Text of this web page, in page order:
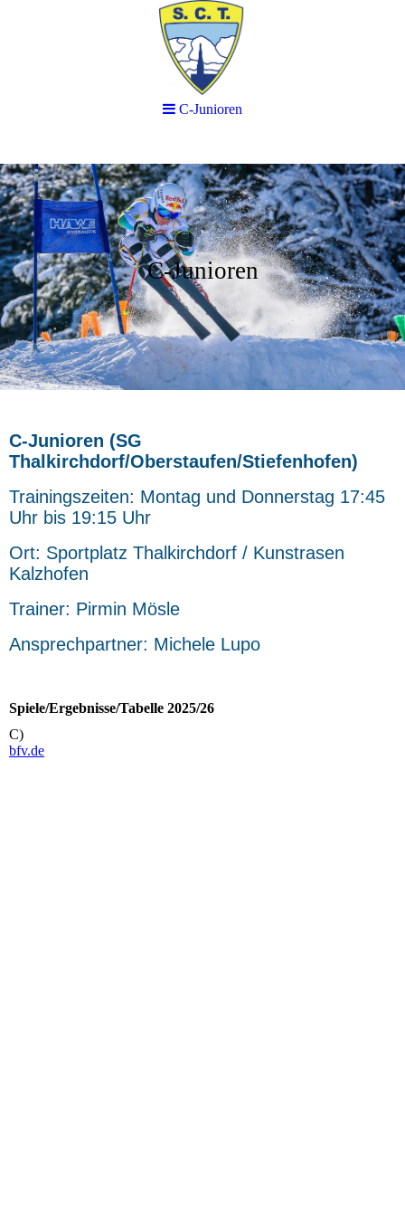
C-Junioren
C-Junioren (SG
Thalkirchdorf/Oberstaufen/Stiefenhofen)
Trainingszeiten: Montag und Donnerstag 17:45
Uhr bis 19:15 Uhr
Ort: Sportplatz Thalkirchdorf / Kunstrasen
Kalzhofen
Trainer: Pirmin Mösle
Ansprechpartner: Michele Lupo
Spiele/Ergebnisse/Tabelle 2025/26
C)
bfv.de
C-Junioren